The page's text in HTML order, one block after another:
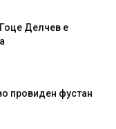
Делчев е
провиден фустан